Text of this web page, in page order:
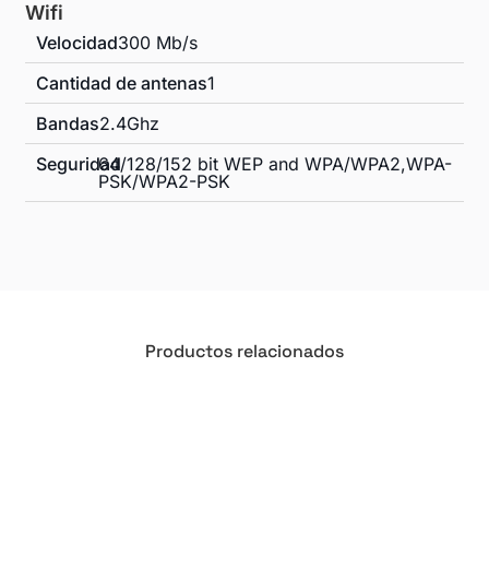
Wifi
Velocidad300 Mb/s
Cantidad de antenas1
Bandas2.4Ghz
Seguridad64/128/152 bit WEP and WPA/WPA2,WPA-
PSK/WPA2-PSK
Productos relacionados